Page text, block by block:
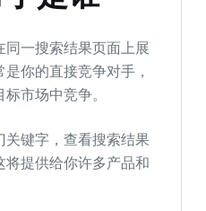
一搜索结果页面上展
你的直接竞争对手，
市场中竞争。
关键字，查看搜索结果
提供给你许多产品和